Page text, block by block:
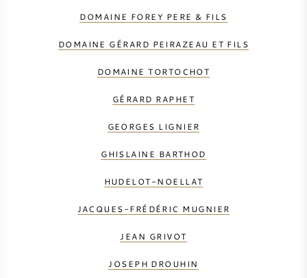
DOMAINE FOREY PERE & FILS
DOMAINE GÉRARD PEIRAZEAU ET FILS
DOMAINE TORTOCHOT
GÉRARD RAPHET
GEORGES LIGNIER
GHISLAINE BARTHOD
HUDELOT-NOELLAT
JACQUES-FRÉDÉRIC MUGNIER
JEAN GRIVOT
JOSEPH DROUHIN